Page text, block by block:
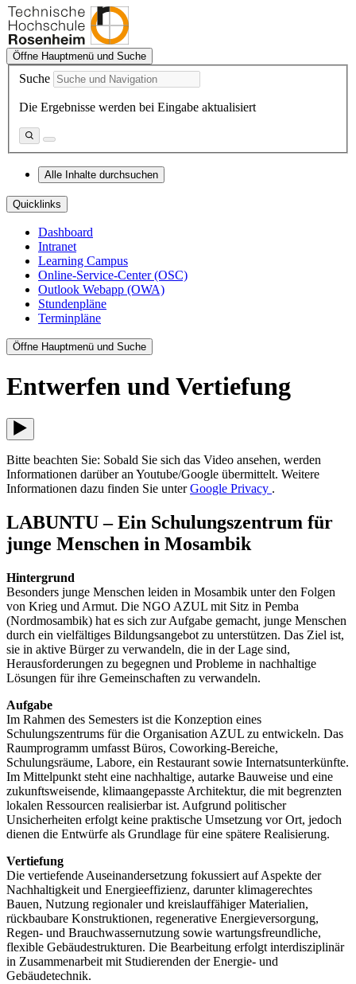
Öffne Hauptmenü und Suche
Suche
Die Ergebnisse werden bei Eingabe aktualisiert
Alle Inhalte durchsuchen
Quicklinks
Dashboard
Intranet
Learning Campus
Online-Service-Center (OSC)
Outlook Webapp (OWA)
Stundenpläne
Terminpläne
Öffne Hauptmenü und Suche
Entwerfen und Vertiefung
Bitte beachten Sie: Sobald Sie sich das Video ansehen, werden
Informationen darüber an Youtube/Google übermittelt. Weitere
Informationen dazu finden Sie unterGoogle Privacy .
LABUNTU – Ein Schulungszentrum für
junge Menschen in Mosambik
Hintergrund
Besonders junge Menschen leiden in Mosambik unter den Folgen
von Krieg und Armut. Die NGO AZUL mit Sitz in Pemba
(Nordmosambik) hat es sich zur Aufgabe gemacht, junge Menschen
durch ein vielfältiges Bildungsangebot zu unterstützen. Das Ziel ist,
sie in aktive Bürger zu verwandeln, die in der Lage sind,
Herausforderungen zu begegnen und Probleme in nachhaltige
Lösungen für ihre Gemeinschaften zu verwandeln.
Aufgabe
Im Rahmen des Semesters ist die Konzeption eines
Schulungszentrums für die Organisation AZUL zu entwickeln. Das
Raumprogramm umfasst Büros, Coworking-Bereiche,
Schulungsräume, Labore, ein Restaurant sowie Internatsunterkünfte.
Im Mittelpunkt steht eine nachhaltige, autarke Bauweise und eine
zukunftsweisende, klimaangepasste Architektur, die mit begrenzten
lokalen Ressourcen realisierbar ist. Aufgrund politischer
Unsicherheiten erfolgt keine praktische Umsetzung vor Ort, jedoch
dienen die Entwürfe als Grundlage für eine spätere Realisierung.
Vertiefung
Die vertiefende Auseinandersetzung fokussiert auf Aspekte der
Nachhaltigkeit und Energieeffizienz, darunter klimagerechtes
Bauen, Nutzung regionaler und kreislauffähiger Materialien,
rückbaubare Konstruktionen, regenerative Energieversorgung,
Regen- und Brauchwassernutzung sowie wartungsfreundliche,
flexible Gebäudestrukturen. Die Bearbeitung erfolgt interdisziplinär
in Zusammenarbeit mit Studierenden der Energie- und
Gebäudetechnik.